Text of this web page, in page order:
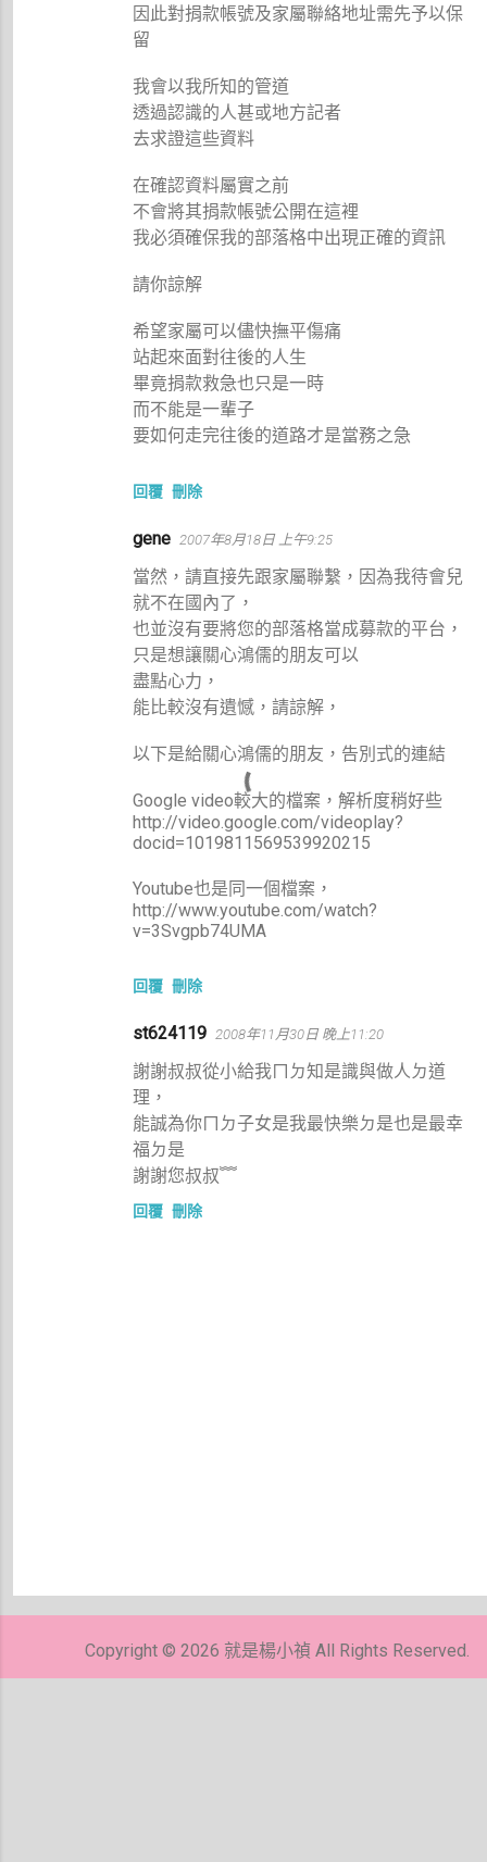
因此對捐款帳號及家屬聯絡地址需先予以保
留
我會以我所知的管道
透過認識的人甚或地方記者
去求證這些資料
在確認資料屬實之前
不會將其捐款帳號公開在這裡
我必須確保我的部落格中出現正確的資訊
請你諒解
希望家屬可以儘快撫平傷痛
站起來面對往後的人生
畢竟捐款救急也只是一時
而不能是一輩子
要如何走完往後的道路才是當務之急
回覆 刪除
gene 2007年8月18日 上午9:25
當然，請直接先跟家屬聯繫，因為我待會兒
就不在國內了，
也並沒有要將您的部落格當成募款的平台，
只是想讓關心鴻儒的朋友可以
盡點心力，
能比較沒有遺憾，請諒解，
以下是給關心鴻儒的朋友，告別式的連結
Google video較大的檔案，解析度稍好些
http://video.google.com/videoplay?
docid=1019811569539920215
Youtube也是同一個檔案，
http://www.youtube.com/watch?
v=3Svgpb74UMA
回覆 刪除
st624119 2008年11月30日 晚上11:20
謝謝叔叔從小給我ㄇㄉ知是識與做人ㄉ道
理，
能誠為你ㄇㄉ子女是我最快樂ㄉ是也是最幸
福ㄉ是
謝謝您叔叔﹌
回覆 刪除
貼
Copyright © 2026 就是楊小禎 All Rights Reserved.